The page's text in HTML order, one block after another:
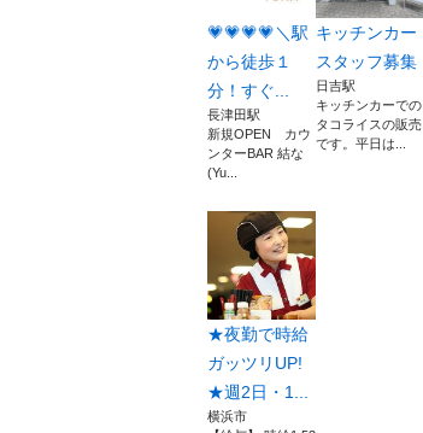
💗💗💗💗＼駅
から徒歩１
分！すぐ...
長津田駅
新規OPEN カウ
ンターBAR 結な
(Yu...
キッチンカー
スタッフ募集
日吉駅
キッチンカーでの
タコライスの販売
です。平日は...
★夜勤で時給
ガッツリUP!
★週2日・1...
横浜市